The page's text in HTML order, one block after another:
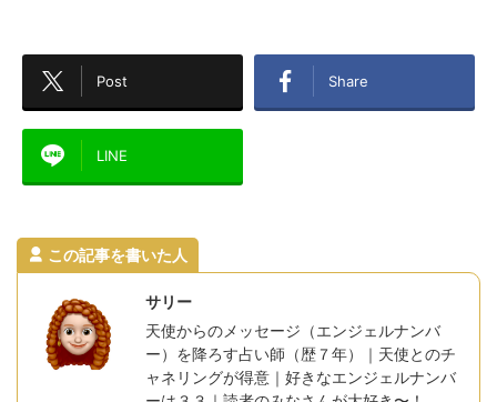
Post Share
LINE
この記事を書いた人
サリー
天使からのメッセージ（エンジェルナンバ
ー）を降ろす占い師（歴７年）｜天使とのチ
ャネリングが得意｜好きなエンジェルナンバ